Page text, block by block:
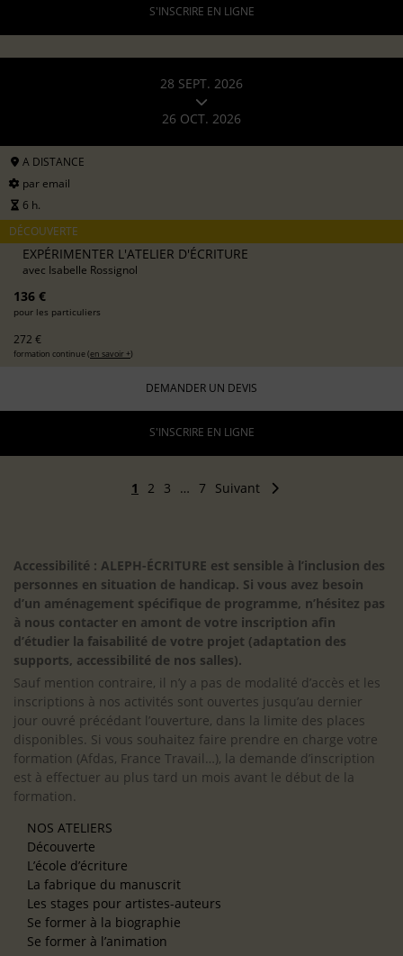
S'INSCRIRE EN LIGNE
28 SEPT. 2026
26 OCT. 2026
A DISTANCE
par email
6 h.
DÉCOUVERTE
EXPÉRIMENTER L'ATELIER D'ÉCRITURE
avec Isabelle Rossignol
136 €
pour les particuliers
272 €
formation continue (en savoir +)
DEMANDER UN DEVIS
S'INSCRIRE EN LIGNE
1 2 3 … 7 Suivant
Accessibilité : ALEPH-ÉCRITURE est sensible à l’inclusion des
personnes en situation de handicap. Si vous avez besoin
d’un aménagement spécifique de programme, n’hésitez pas
à nous contacter en amont de votre inscription afin
d’étudier la faisabilité de votre projet (adaptation des
supports, accessibilité de nos salles).
Sauf mention contraire, il n’y a pas de modalité d’accès et les
inscriptions à nos activités sont ouvertes jusqu’au dernier
jour ouvré précédant l’ouverture, dans la limite des places
disponibles. Si vous souhaitez faire prendre en charge votre
formation (Afdas, France Travail…), la demande d’inscription
est à effectuer au plus tard un mois avant le début de la
formation.
NOS ATELIERS
Découverte
L’école d’écriture
La fabrique du manuscrit
Les stages pour artistes-auteurs
Se former à la biographie
Se former à l’animation